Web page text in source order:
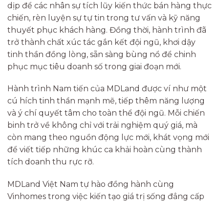
dịp để các nhân sự tích lũy kiến thức bán hàng thực
chiến, rèn luyện sự tự tin trong tư vấn và kỹ năng
thuyết phục khách hàng. Đồng thời, hành trình đã
trở thành chất xúc tác gắn kết đội ngũ, khơi dậy
tinh thần đồng lòng, sẵn sàng bùng nổ để chinh
phục mục tiêu doanh số trong giai đoạn mới.
Hành trình Nam tiến của MDLand được ví như một
cú hích tinh thần mạnh mẽ, tiếp thêm năng lượng
và ý chí quyết tâm cho toàn thể đội ngũ. Mỗi chiến
binh trở về không chỉ với trải nghiệm quý giá, mà
còn mang theo nguồn động lực mới, khát vọng mới
để viết tiếp những khúc ca khải hoàn cùng thành
tích doanh thu rực rỡ.
MDLand Việt Nam tự hào đồng hành cùng
Vinhomes trong việc kiến tạo giá trị sống đẳng cấp